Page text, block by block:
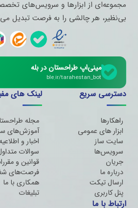
مجموعه‌ای از ابزارها و سرویس‌های
بی‌نظیر، هر چالشی را به فرصت تبدیل
مینی‌اپ طراحستان در بله
ble.ir/tarahestan_bot
دسترسی سریع
راهکارها
ابزار های عمومی
سایت ساز
سرویس‌ها
جریان
درباره ما
ارسال تیکت
پنل کاربری
لینک های
مجله
آموزش‌های
اخبار و
سوالات
قوانین و
فرصت‌های
همکاری با ما
تبلیغات
ارتباط با ما